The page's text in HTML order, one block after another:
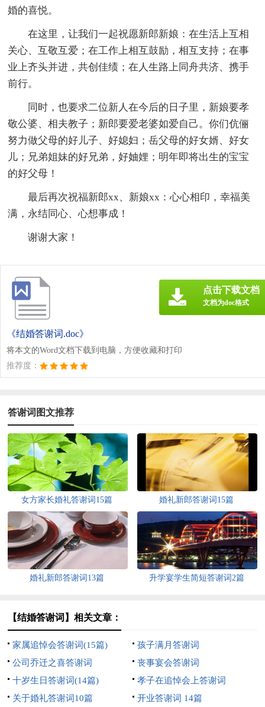
婚的喜悦。
在这里，让我们一起祝愿新郎新娘：在生活上互相
关心、互敬互爱；在工作上相互鼓励，相互支持；在事
业上齐头并进，共创佳绩；在人生路上同舟共济、携手
前行。
同时，也要求二位新人在今后的日子里，新娘要孝
敬公婆、相夫教子；新郎要爱老婆如爱自己。你们伉俪
努力做父母的好儿子、好媳妇；岳父母的好女婿、好女
儿；兄弟姐妹的好兄弟，好妯娌；明年即将出生的宝宝
的好父母！
最后再次祝福新郎xx、新娘xx：心心相印，幸福美
满，永结同心、心想事成！
谢谢大家！
《结婚答谢词.doc》
将本文的Word文档下载到电脑，方便收藏和打印
推荐度：
点击下载文档
文档为doc格式
答谢词图文推荐
女方家长婚礼答谢词15篇 婚礼新郎答谢词15篇
婚礼新郎答谢词13篇 升学宴学生简短答谢词2篇
【结婚答谢词】相关文章：
家属追悼会答谢词(15篇)
孩子满月答谢词
公司乔迁之喜答谢词
丧事宴会答谢词
十岁生日答谢词(14篇)
孝子在追悼会上答谢词
关于婚礼答谢词10篇
开业答谢词 14篇